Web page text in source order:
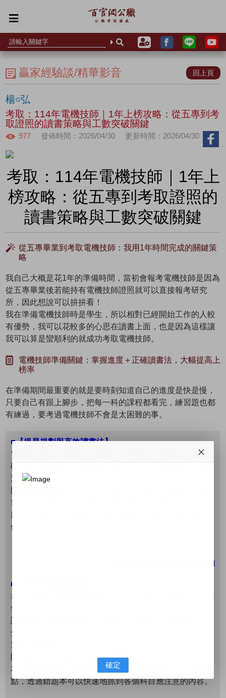
贏家經驗談/精華影音 回上頁
楊○弘
考取：114年電機技師｜1年上榜攻略：從五專到考
取證照的讀書策略與工數突破關鍵
977 發佈時間：2026/04/30 更新時間：2026/04/30
考取：114年電機技師｜1年上
榜攻略：從五專到考取證照的
讀書策略與工數突破關鍵
從五專畢業到考取電機技師：我用1年時間完成的關鍵策
略
我自己大概是花1年的準備時間，當初會報考電機技師是因為
從五專畢業後若能持有電機技師證照就可以直接報考研究
所，因此想說可以拚拚看！
我在準備電機技師時是學生，所以相對已經開始工作的人較
有優勢，我可以花較多的心思在讀書上面，也是因為這樣讓
我可以算是蠻順利的就成功考取電機技師。
電機技師準備關鍵：掌握進度＋正確讀書法，大幅提高上
榜率
在準備期間最重要的就是要時刻知道自己的進度是快是慢，
只要自己有跟上腳步，把每一科的課程都看完，練習題也都
有練過，要考過電機技師不會是太困難的事。
■【提早規劃與高效讀書法】
電機技師考試範圍大，建議提早1年到1年半開始。沒有基
礎的話，總讀書時間大約要抓1000小時才有機會較順利考
過。
開始讀書前建議可以先用AI分析近5年的考試題目，了解
需要準備的範圍，技師考試科目的範圍及內容沒有像研究
所考試一樣每一章節都考或是考很深，預先去除不需要準
備的章節可以省下不少時間。
➠ 電機技師師資／課程諮詢試聽
■【技師考試刷題策略】
考試一個半月前建議開始刷題，刷近10年的考題即可，10
年以前的題目與現在差異過大較沒有參考價值，刷題時建
議由舊的往新的寫比較可以抓到出題趨勢，如果寫完十年
分之後還有時間，建議可以二刷近五年的考題，提高作題
速度與敏銳度。
開始複習時若有練習題目，強烈建議可以自己做一本錯題
本，因技師考試科目眾多，準備到後前容易忘記各科的重
點，透過錯題本可以快速地抓到各個科目應注意的內容。
確定